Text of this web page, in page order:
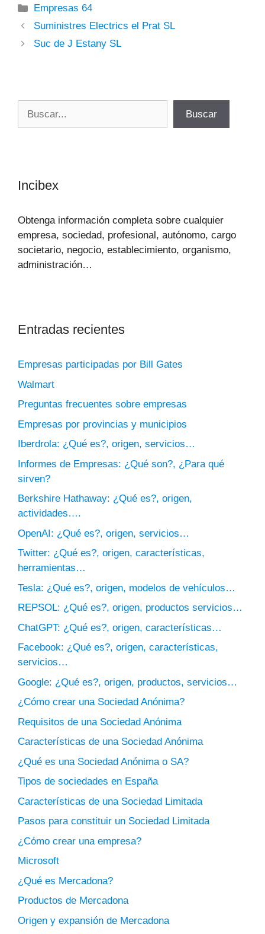
Categorías
Empresas 64
Suministres Electrics el Prat SL
Suc de J Estany SL
Buscar
Incibex
Obtenga información completa sobre cualquier
empresa, sociedad, profesional, autónomo, cargo
societario, negocio, establecimiento, organismo,
administración…
Entradas recientes
Empresas participadas por Bill Gates
Walmart
Preguntas frecuentes sobre empresas
Empresas por provincias y municipios
Iberdrola: ¿Qué es?, origen, servicios…
Informes de Empresas: ¿Qué son?, ¿Para qué
sirven?
Berkshire Hathaway: ¿Qué es?, origen,
actividades….
OpenAI: ¿Qué es?, origen, servicios…
Twitter: ¿Qué es?, origen, características,
herramientas…
Tesla: ¿Qué es?, origen, modelos de vehículos…
REPSOL: ¿Qué es?, origen, productos servicios…
ChatGPT: ¿Qué es?, origen, características…
Facebook: ¿Qué es?, origen, características,
servicios…
Google: ¿Qué es?, origen, productos, servicios…
¿Cómo crear una Sociedad Anónima?
Requisitos de una Sociedad Anónima
Características de una Sociedad Anónima
¿Qué es una Sociedad Anónima o SA?
Tipos de sociedades en España
Características de una Sociedad Limitada
Pasos para constituir un Sociedad Limitada
¿Cómo crear una empresa?
Microsoft
¿Qué es Mercadona?
Productos de Mercadona
Origen y expansión de Mercadona